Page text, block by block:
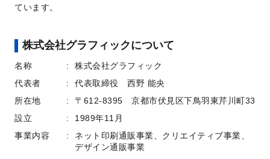
ています。
株式会社グラフィックについて
名称
株式会社グラフィック
代表者
代表取締役 西野 能央
所在地
〒612-8395 京都市伏見区下鳥羽東芹川町33
設立
1989年11月
事業内容
ネット印刷通販事業、クリエイティブ事業、
デザイン通販事業